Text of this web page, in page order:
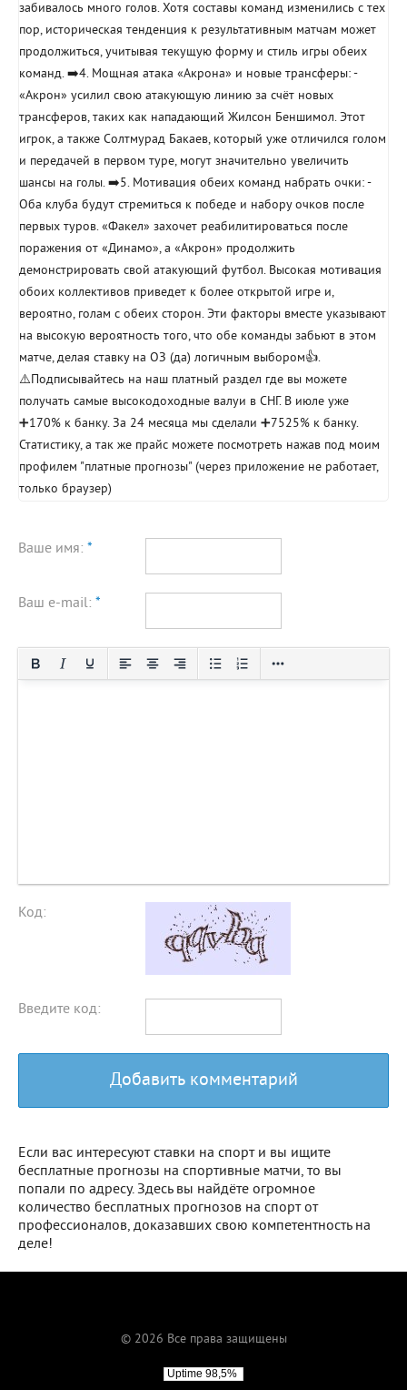
забивалось много голов. Хотя составы команд изменились с тех
пор, историческая тенденция к результативным матчам может
продолжиться, учитывая текущую форму и стиль игры обеих
команд. ➡️4. Мощная атака «Акрона» и новые трансферы: -
«Акрон» усилил свою атакующую линию за счёт новых
трансферов, таких как нападающий Жилсон Беншимол. Этот
игрок, а также Солтмурад Бакаев, который уже отличился голом
и передачей в первом туре, могут значительно увеличить
шансы на голы. ➡️5. Мотивация обеих команд набрать очки: -
Оба клуба будут стремиться к победе и набору очков после
первых туров. «Факел» захочет реабилитироваться после
поражения от «Динамо», а «Акрон» продолжить
демонстрировать свой атакующий футбол. Высокая мотивация
обоих коллективов приведет к более открытой игре и,
вероятно, голам с обеих сторон. Эти факторы вместе указывают
на высокую вероятность того, что обе команды забьют в этом
матче, делая ставку на ОЗ (да) логичным выбором👍.
⚠️Подписывайтесь на наш платный раздел где вы можете
получать самые высокодоходные валуи в СНГ. В июле уже
➕170% к банку. За 24 месяца мы сделали ➕7525% к банку.
Статистику, а так же прайс можете посмотреть нажав под моим
профилем "платные прогнозы" (через приложение не работает,
только браузер)
Ваше имя: *
Ваш e-mail: *
Код:
Введите код:
Добавить комментарий
Если вас интересуют ставки на спорт и вы ищите
бесплатные прогнозы на спортивные матчи, то вы
попали по адресу. Здесь вы найдёте огромное
количество бесплатных прогнозов на спорт от
профессионалов, доказавших свою компетентность на
деле!
© 2026 Все права защищены